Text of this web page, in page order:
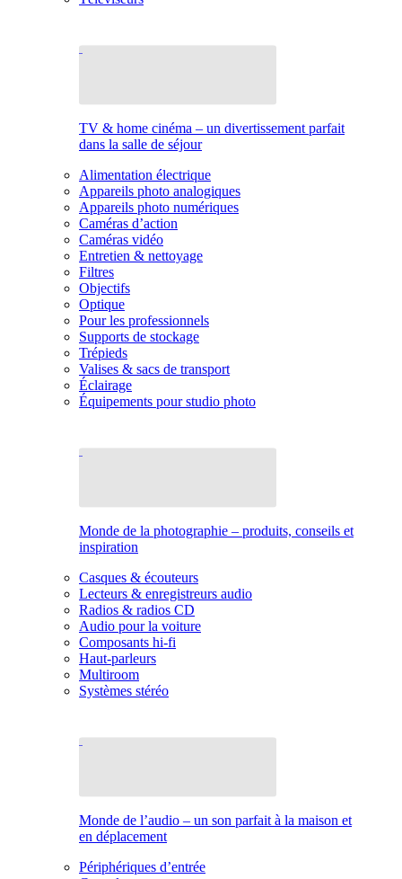
TV & home cinéma – un divertissement parfait
dans la salle de séjour
Alimentation électrique
Appareils photo analogiques
Appareils photo numériques
Caméras d’action
Caméras vidéo
Entretien & nettoyage
Filtres
Objectifs
Optique
Pour les professionnels
Supports de stockage
Trépieds
Valises & sacs de transport
Éclairage
Équipements pour studio photo
Monde de la photographie – produits, conseils et
inspiration
Casques & écouteurs
Lecteurs & enregistreurs audio
Radios & radios CD
Audio pour la voiture
Composants hi-fi
Haut-parleurs
Multiroom
Systèmes stéréo
Monde de l’audio – un son parfait à la maison et
en déplacement
Périphériques d’entrée